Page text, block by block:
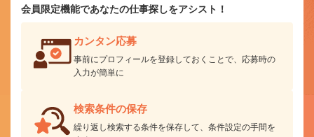
会員限定機能であなたの仕事探しをアシスト！
カンタン応募
事前にプロフィールを登録しておくことで、応募時の
入力が簡単に
検索条件の保存
繰り返し検索する条件を保存して、条件設定の手間を